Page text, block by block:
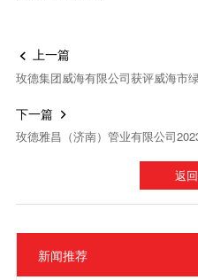
 上一篇
玫德集团威海有限公司获评威海市
返
下一篇 
玫德雅昌（济南）管业有限公司
新闻推荐